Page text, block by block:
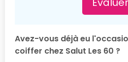
Avez-vous déjà eu
coiffer chez Salut Les 60 ?